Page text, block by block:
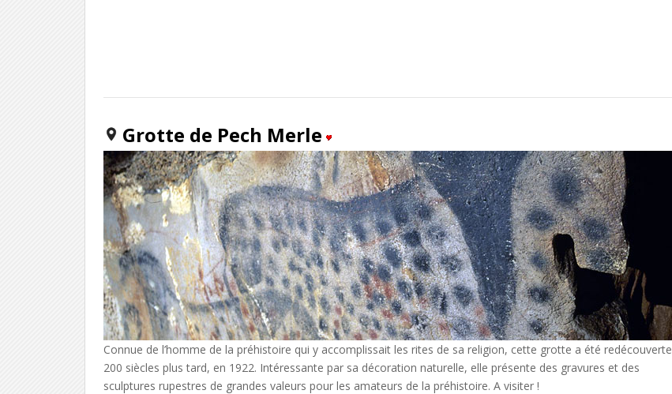
Grotte de Pech Merle
Connue de l’homme de la préhistoire qui y accomplissait les rites de sa religion, cette grotte a été redécouverte
200 siècles plus tard, en 1922. Intéressante par sa décoration naturelle, elle présente des gravures et des
sculptures rupestres de grandes valeurs pour les amateurs de la préhistoire. A visiter !